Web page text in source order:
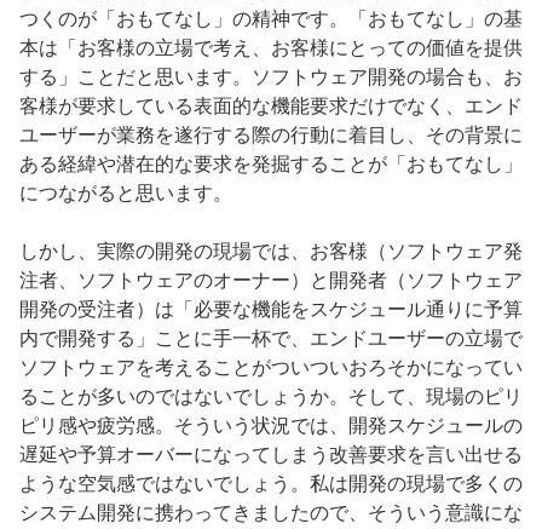
つくのが「おもてなし」の精神です。「おもてなし」の基
本は「お客様の立場で考え、お客様にとっての価値を提供
する」ことだと思います。ソフトウェア開発の場合も、お
客様が要求している表面的な機能要求だけでなく、エンド
ユーザーが業務を遂行する際の行動に着目し、その背景に
ある経緯や潜在的な要求を発掘することが「おもてなし」
につながると思います。
しかし、実際の開発の現場では、お客様（ソフトウェア発
注者、ソフトウェアのオーナー）と開発者（ソフトウェア
開発の受注者）は「必要な機能をスケジュール通りに予算
内で開発する」ことに手一杯で、エンドユーザーの立場で
ソフトウェアを考えることがついついおろそかになってい
ることが多いのではないでしょうか。そして、現場のピリ
ピリ感や疲労感。そういう状況では、開発スケジュールの
遅延や予算オーバーになってしまう改善要求を言い出せる
ような空気感ではないでしょう。私は開発の現場で多くの
システム開発に携わってきましたので、そういう意識にな